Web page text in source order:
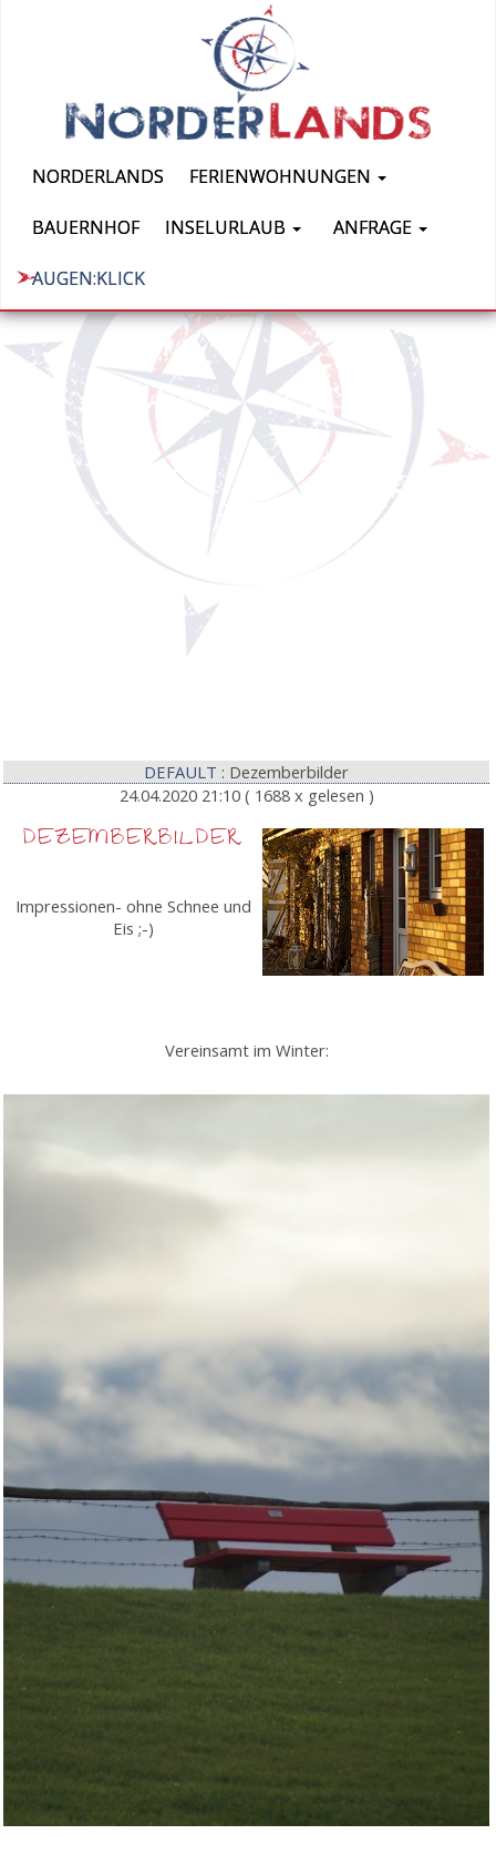
NORDERLANDS FERIENWOHNUNGEN
BAUERNHOF INSELURLAUB ANFRAGE
AUGEN:KLICK
DEFAULT : Dezemberbilder
24.04.2020 21:10 ( 1688 x gelesen )
DEZEMBERBILDER
Impressionen- ohne Schnee und
Eis ;-)
Vereinsamt im Winter: